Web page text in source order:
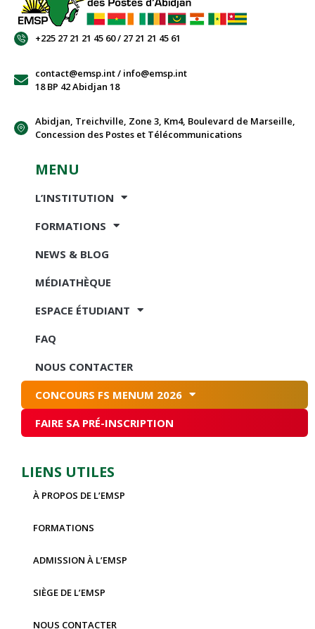
+225 27 21 21 45 60 / 27 21 21 45 61
contact@emsp.int / info@emsp.int
18 BP 42 Abidjan 18
Abidjan, Treichville, Zone 3, Km4, Boulevard de Marseille,
Concession des Postes et Télécommunications
MENU
L’INSTITUTION
FORMATIONS
NEWS & BLOG
MÉDIATHÈQUE
ESPACE ÉTUDIANT
FAQ
NOUS CONTACTER
CONCOURS FS MENUM 2026
FAIRE SA PRÉ-INSCRIPTION
LIENS UTILES
À PROPOS DE L’EMSP
FORMATIONS
ADMISSION À L’EMSP
SIÈGE DE L’EMSP
NOUS CONTACTER